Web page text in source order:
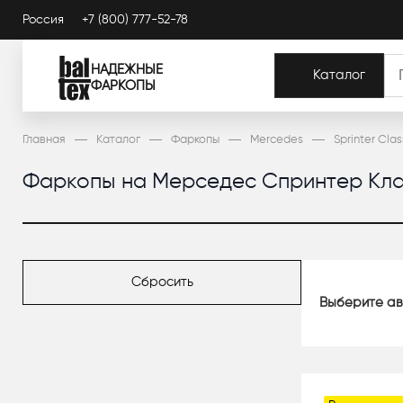
Россия +7 (800) 777-52-78
НАДЕЖНЫЕ
ФАРКОПЫ
Каталог
Главная Каталог Фаркопы Mercedes Sprinter
Фаркопы на Мерседес Спринтер
Сбросить
Выберите